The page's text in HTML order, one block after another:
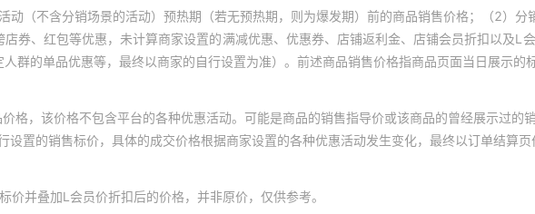
动（不含分销场景的活动）预热期（若无预热期，则为爆发期）前的商品销售价格；（2）
券、红包等优惠，未计算商家设置的满减优惠、优惠券、店铺返利金、店铺会员折扣以及
群的单品优惠等，最终以商家的自行设置为准）。前述商品销售价格指商品页面当日展示的
格，该价格不包含平台的各种优惠活动。可能是商品的销售指导价或该商品的曾经展示过的
置的销售标价，具体的成交价格根据商家设置的各种优惠活动发生变化，最终以订单结算页
并叠加L会员价折扣后的价格，并非原价，仅供参考。